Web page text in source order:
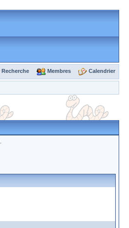
Recherche Membres Calendrier